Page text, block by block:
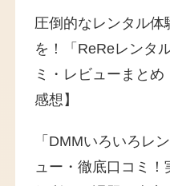
圧倒的なレンタル体
を！「ReReレンタ
ミ・レビューまと
感想】
「DMMいろいろレ
ュー・徹底口コミ！